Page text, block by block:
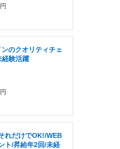
のクオリティチェ
経験活躍
れだけでOK!/WEB
ト/昇給年2回/未経